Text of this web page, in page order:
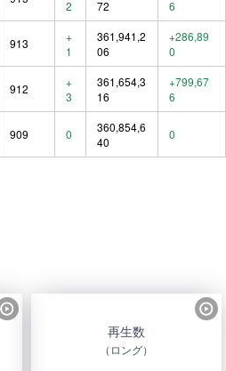
2 72
6
913
+
1
361,941,2
06
+286,89
0
912
+
3
361,654,3
16
+799,67
6
909 0
360,854,6
40
0
再生数
（ロング）